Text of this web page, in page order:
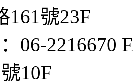
161號23F
06-2216670
號10F